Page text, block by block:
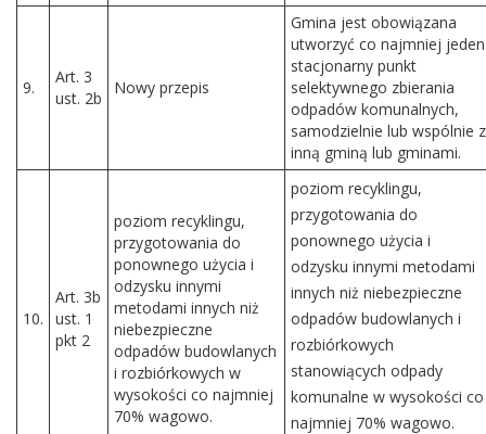
9.
Art. 3
ust. 2b
Nowy przepis
Gmina jest obowiązana
utworzyć co najmniej jeden
stacjonarny punkt
selektywnego zbierania
odpadów komunalnych,
samodzielnie lub wspólnie z
inną gminą lub gminami.
10.
Art. 3b
ust. 1
pkt 2
poziom recyklingu,
przygotowania do
ponownego użycia i
odzysku innymi
metodami innych niż
niebezpieczne
odpadów budowlanych
i rozbiórkowych w
wysokości co najmniej
70% wagowo.
poziom recyklingu,
przygotowania do
ponownego użycia i
odzysku innymi metodami
innych niż niebezpieczne
odpadów budowlanych i
rozbiórkowych
stanowiących odpady
komunalne w wysokości co
najmniej 70% wagowo.